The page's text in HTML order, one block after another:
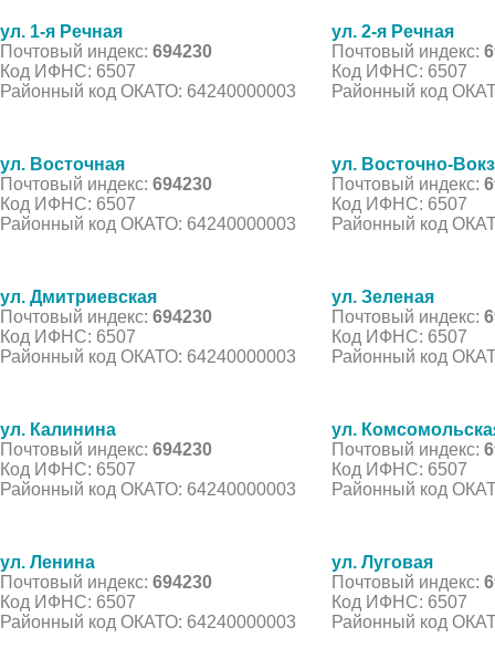
ул. 1-я Речная
Почтовый индекс: 694230
Код ИФНС: 6507
Районный код ОКАТО: 64240000003
ул. 2-я Речная
Почтовый индекс:
Код ИФНС: 6507
Районный код
ул. Восточная
Почтовый индекс: 694230
Код ИФНС: 6507
Районный код ОКАТО: 64240000003
ул. Восточно-
Почтовый индекс:
Код ИФНС: 6507
Районный код
ул. Дмитриевская
Почтовый индекс: 694230
Код ИФНС: 6507
Районный код ОКАТО: 64240000003
ул. Зеленая
Почтовый индекс:
Код ИФНС: 6507
Районный код
ул. Калинина
Почтовый индекс: 694230
Код ИФНС: 6507
Районный код ОКАТО: 64240000003
ул.
Почтовый индекс:
Код ИФНС: 6507
Районный код
ул. Ленина
Почтовый индекс: 694230
Код ИФНС: 6507
Районный код ОКАТО: 64240000003
ул. Луговая
Почтовый индекс:
Код ИФНС: 6507
Районный код